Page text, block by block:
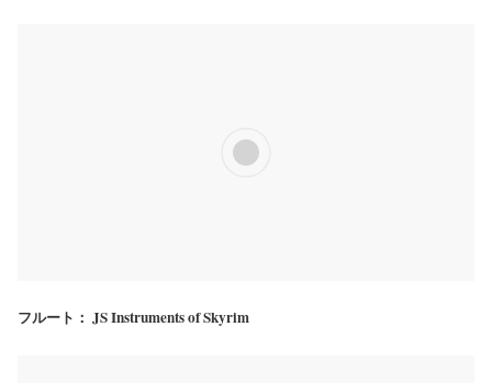
フルート： JS Instruments of Skyrim